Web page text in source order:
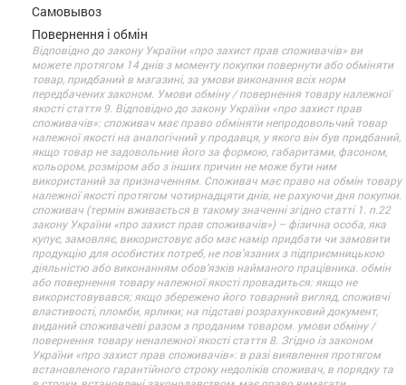
Самовывоз
Повернення і обмін
Відповідно до закону України «про захист прав споживачів» ви
можете протягом 14 днів з моменту покупки повернути або обміняти
товар, придбаний в магазині, за умови виконання всіх норм
передбачених законом. Умови обміну / повернення товару належної
якості стаття 9. Відповідно до закону України «про захист прав
споживачів»: споживач має право обміняти непродовольчий товар
належної якості на аналогічний у продавця, у якого він був придбаний,
якщо товар не задовольнив його за формою, габаритами, фасоном,
кольором, розміром або з інших причин не може бути ним
використаний за призначенням. Споживач має право на обмін товару
належної якості протягом чотирнадцяти днів, не рахуючи дня покупки.
споживач (термін вживається в такому значенні згідно статті 1. п.22
закону України «про захист прав споживачів») – фізична особа, яка
купує, замовляє, використовує або має намір придбати чи замовити
продукцію для особистих потреб, не пов’язаних з підприємницькою
діяльністю або виконанням обов’язків найманого працівника. обмін
або повернення товару належної якості провадиться: якщо не
використовувався; якщо збережено його товарний вигляд, споживчі
властивості, пломби, ярлики; на підставі розрахунковий документ,
виданий споживачеві разом з проданим товаром. умови обміну /
повернення товару неналежної якості стаття 8. Згідно із законом
України «про захист прав споживачів»: в разі виявлення протягом
встановленого гарантійного строку недоліків споживач, в порядку та